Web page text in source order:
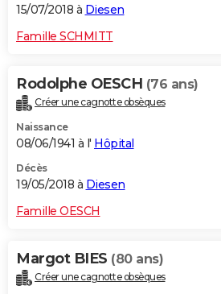
15/07/2018 à Diesen
Famille SCHMITT
Rodolphe OESCH (76 ans)
Créer une cagnotte obsèques
Naissance
08/06/1941 à l' Hôpital
Décès
19/05/2018 à Diesen
Famille OESCH
Margot BIES (80 ans)
Créer une cagnotte obsèques